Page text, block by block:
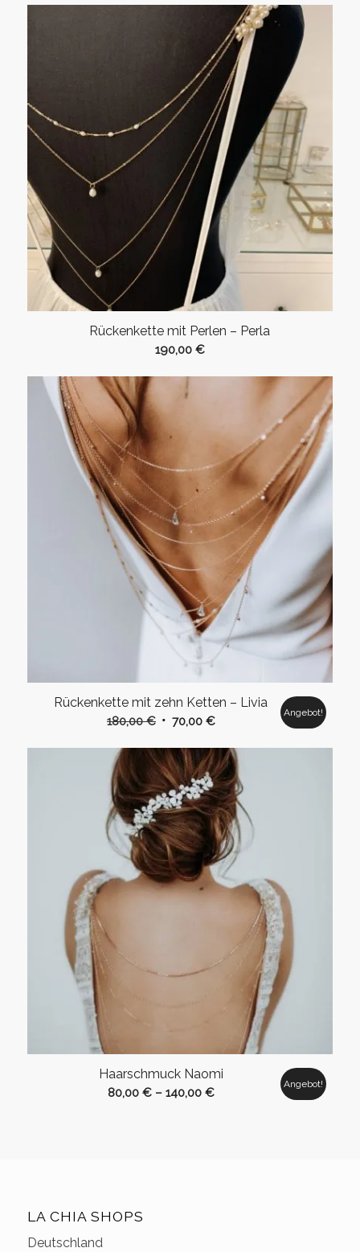
Rückenkette mit Perlen – Perla
190,00 €
Rückenkette mit zehn Ketten – Livia
180,00€ Ursprünglicher
war:
180,00 €
70,00 €Aktueller
ist:
70,00 €.
Angebot!
Haarschmuck Naomi
80,00 €– 140,00 €
Angebot!
LA CHIA SHOPS
Deutschland